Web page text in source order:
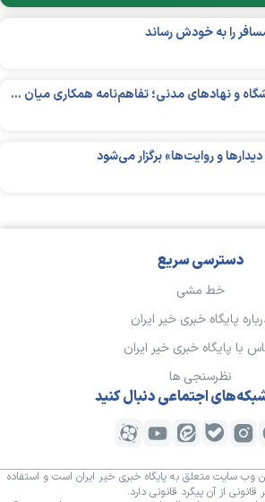
را به خودش رساند
گامی دیگر برای پیوند دانشگاه و نهادهای مدنی؛ تفاهم‌نامه همکاری میان «شبکه ملی» و «دانشگاه هنر ایران» منعقد شد
و روایت‌ها» برگزار می‌شود
دسترسی سریع
خط مشی
پایگاه خبری خیر ایران
با پایگاه خبری خیر ایران
نظرسنجی ها
شبکه‌های اجتماعی دنبال کنید
سایت متعلق به پایگاه خبری خیر ایران است و استفاده
قانونی از آن پیگرد قانونی دارد.